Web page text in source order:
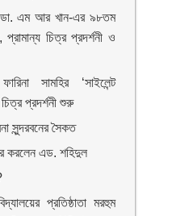
এম আর খান-এর ৯৮তম
প্রামান্য চিত্র প্রদর্শনী ও
সামহির ‘সাইলেন্ট
প্রদর্শনী শুরু
সুন্দরবনের সৈকত
করলেন এড. শহিদুল
প্রতিষ্ঠাতা মরহুম